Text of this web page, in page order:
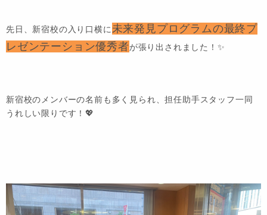
先日、新宿校の入り口横に 未来発見プログラムの最終プ
レゼンテーション優秀者が張り出されました！✨
新宿校のメンバーの名前も多く見られ、担任助手スタッフ一同
うれしい限りです！💖